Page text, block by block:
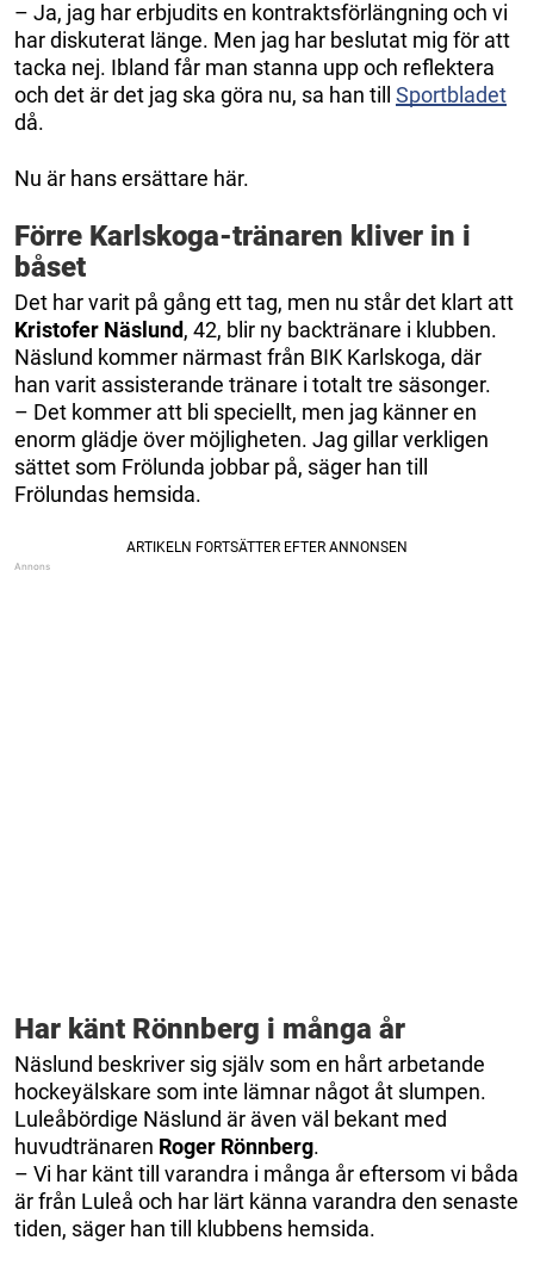
– Ja, jag har erbjudits en kontraktsförlängning och vi
har diskuterat länge. Men jag har beslutat mig för att
tacka nej. Ibland får man stanna upp och reflektera
och det är det jag ska göra nu, sa han till Sportbladet
då.
Nu är hans ersättare här.
Förre Karlskoga-tränaren kliver in i
båset
Det har varit på gång ett tag, men nu står det klart att
Kristofer Näslund, 42, blir ny backtränare i klubben.
Näslund kommer närmast från BIK Karlskoga, där
han varit assisterande tränare i totalt tre säsonger.
– Det kommer att bli speciellt, men jag känner en
enorm glädje över möjligheten. Jag gillar verkligen
sättet som Frölunda jobbar på, säger han till
Frölundas hemsida.
Har känt Rönnberg i många år
Näslund beskriver sig själv som en hårt arbetande
hockeyälskare som inte lämnar något åt slumpen.
Luleåbördige Näslund är även väl bekant med
huvudtränaren Roger Rönnberg.
– Vi har känt till varandra i många år eftersom vi båda
är från Luleå och har lärt känna varandra den senaste
tiden, säger han till klubbens hemsida.